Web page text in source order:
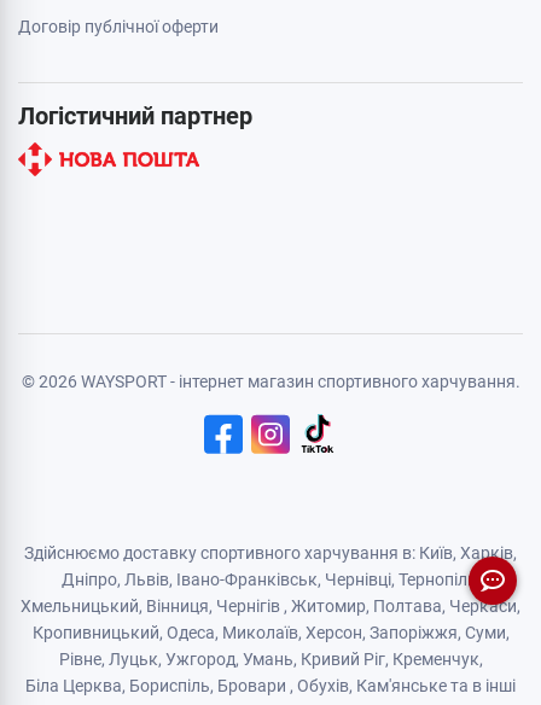
Договір публічної оферти
Логістичний партнер
© 2026 WAYSPORT - інтернет магазин спортивного харчування.
Здійснюємо доставку спортивного харчування в: Київ, Харків,
Дніпро, Львів, Івано-Франківськ, Чернівці, Тернопіль
Хмельницький, Вінниця, Чернігів , Житомир, Полтава, Черкаси,
Кропивницький, Одеса, Миколаїв, Херсон, Запоріжжя, Суми,
Рівне, Луцьк, Ужгород, Умань, Кривий Ріг, Кременчук,
Біла Церква, Бориспіль, Бровари , Обухів, Кам'янськeта в інші